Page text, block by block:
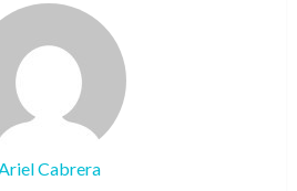
Ariel Cabrera